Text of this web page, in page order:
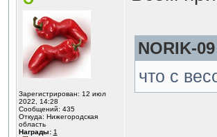
Зарегистрирован: 12 июл
2022, 14:28
Сообщений: 435
Откуда: Нижегородская
область
Награды: 1
NORIK-
что с